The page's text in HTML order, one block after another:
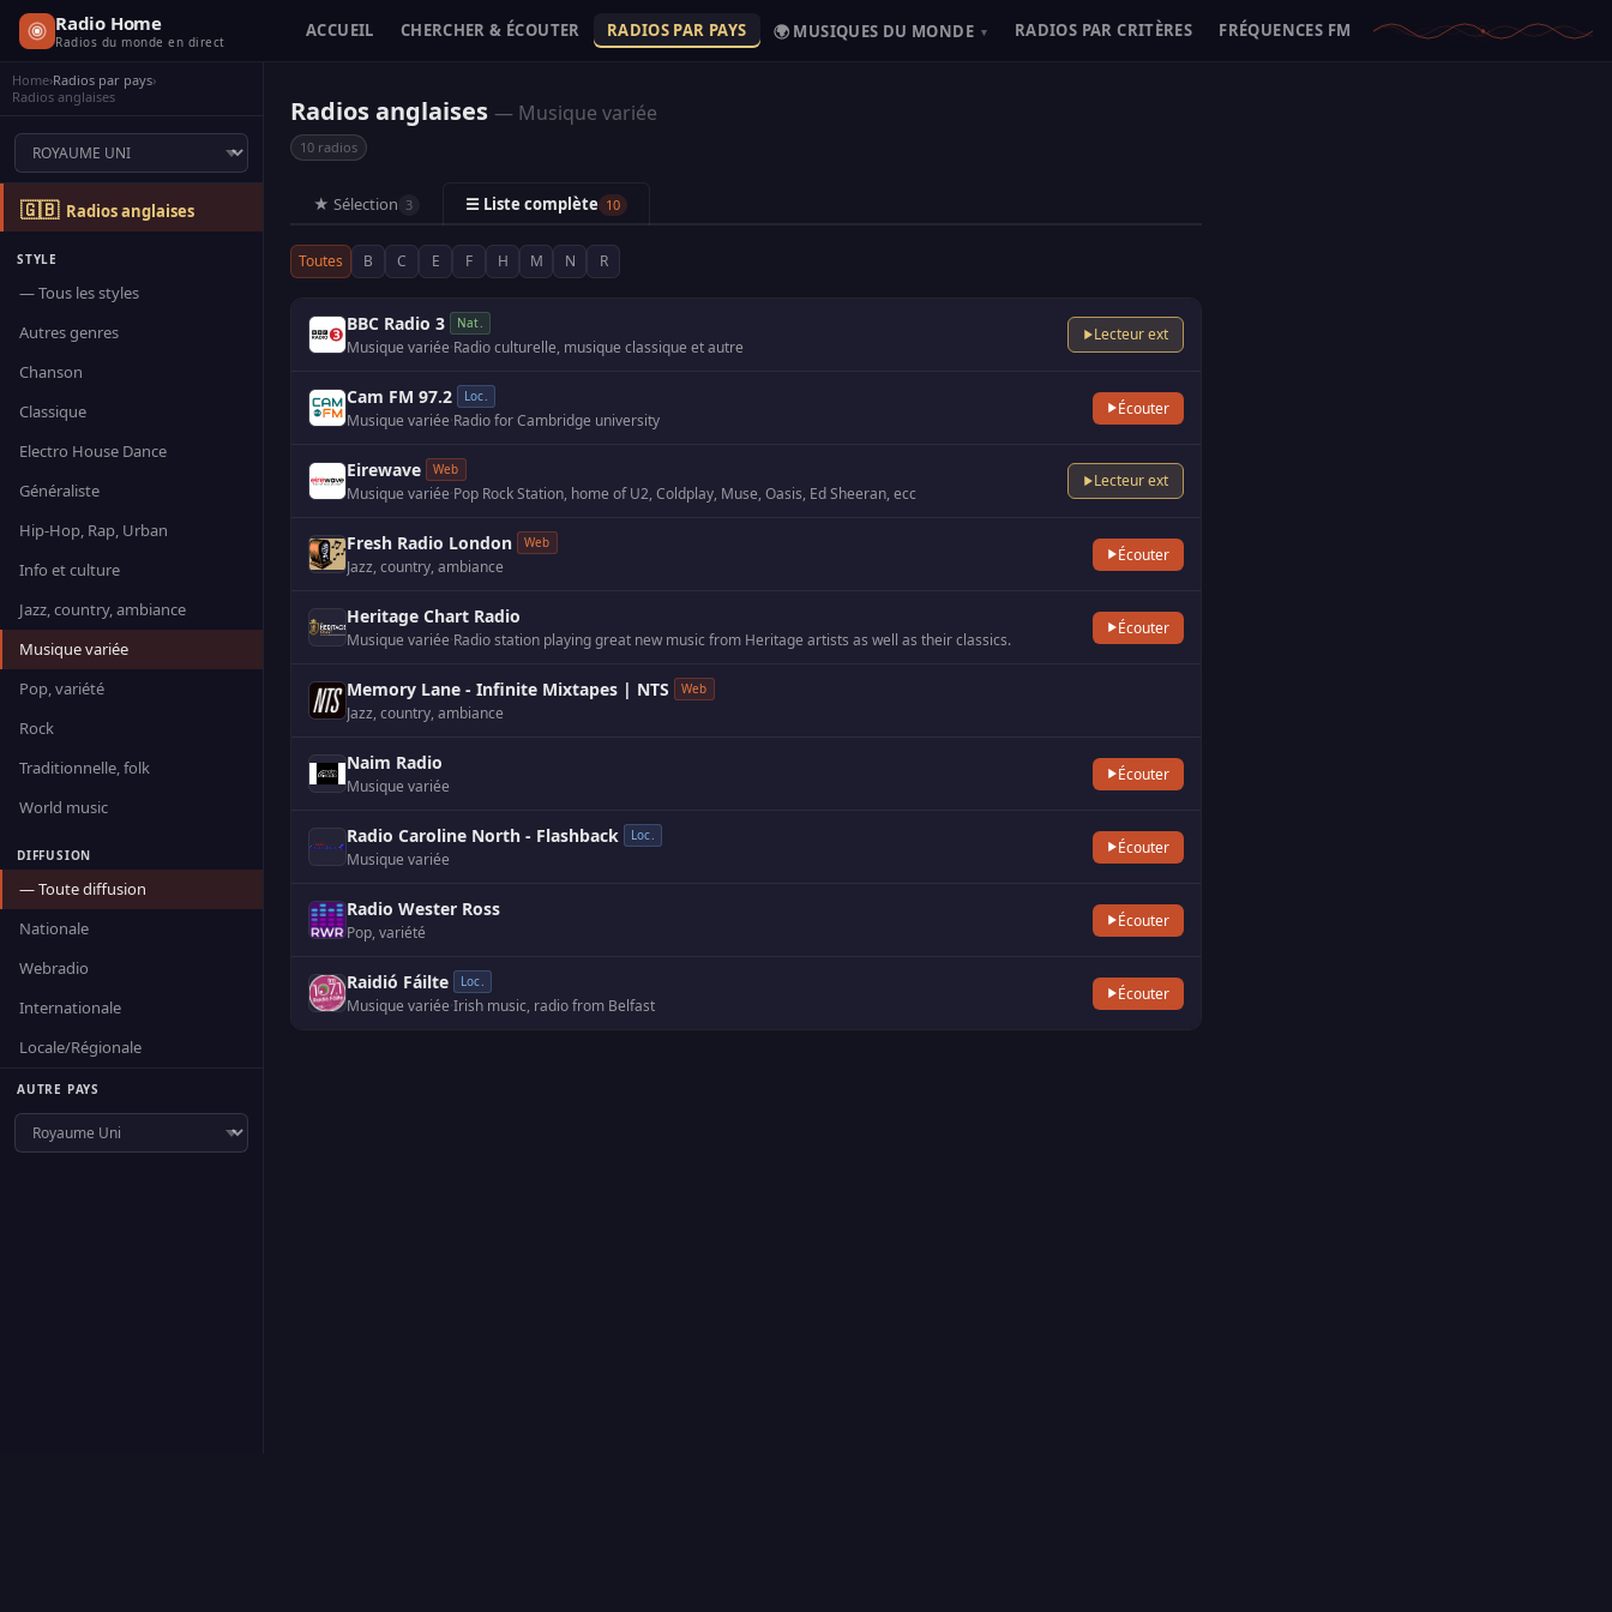
Radio Home
Radios du monde en direct
ACCUEIL CHERCHER & ÉCOUTER RADIOS PAR PAYS 🌍 MUSIQUES DU MONDE ▾ RADIOS PAR CRITÈRES FRÉQUENCES FM
Home›Radios par pays›
Radios anglaises
🇬🇧 Radios anglaises
STYLE
— Tous les styles
Autres genres
Chanson
Classique
Electro House Dance
Généraliste
Hip-Hop, Rap, Urban
Info et culture
Jazz, country, ambiance
Musique variée
Pop, variété
Rock
Traditionnelle, folk
World music
DIFFUSION
— Toute diffusion
Nationale
Webradio
Internationale
Locale/Régionale
AUTRE PAYS
Radios anglaises — Musique variée
10 radios
★ Sélection 3 ☰ Liste complète 10
Toutes B C E F H M N R
BBC Radio 3 Nat.
Musique variée·Radio culturelle, musique classique et autre
Lecteur ext
Cam FM 97.2 Loc.
Musique variée·Radio for Cambridge university
Écouter
Eirewave Web
Musique variée·Pop Rock Station, home of U2, Coldplay, Muse, Oasis, Ed Sheeran, ecc
Lecteur ext
Fresh Radio London Web
Jazz, country, ambiance
Écouter
Heritage Chart Radio
Musique variée·Radio station playing great new music from Heritage artists as well as their classics.
Écouter
Memory Lane - Infinite Mixtapes | NTS Web
Jazz, country, ambiance
Naim Radio
Musique variée
Écouter
Radio Caroline North - Flashback Loc.
Musique variée
Écouter
Radio Wester Ross
Pop, variété
Écouter
Raidió Fáilte Loc.
Musique variée·Irish music, radio from Belfast
Écouter